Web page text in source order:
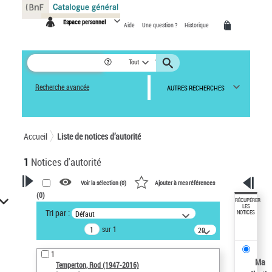
Espace personnel Aide Une question ? Historique
Tout
Recherche avancée AUTRES RECHERCHES
Accueil Liste de notices d’autorité
1 Notices d'autorité
VOTRE RECHERCHE
Recherche avancée dans les
notices d’autorité
Œuvres liées à l'auteur :
Temperton, Rod (1947-2016)
Voir la sélection (0) Ajouter à mes références
(0)
Tri par : Défaut
sur 1
20
résultats/page
1
Temperton, Rod (1947-2016)
RÉCUPÉRER
LES
NOTICES
Ma
Panneau de gestion des cookies